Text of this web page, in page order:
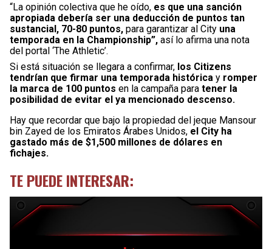
“La opinión colectiva que he oído, es que una sanción
apropiada debería ser una deducción de puntos tan
sustancial, 70-80 puntos, para garantizar al City una
temporada en la Championship”, así lo afirma una nota
del portal ‘The Athletic’.
Si está situación se llegara a confirmar, los Citizens
tendrían que firmar una temporada histórica y romper
la marca de 100 puntos en la campaña para tener la
posibilidad de evitar el ya mencionado descenso.
Hay que recordar que bajo la propiedad del jeque Mansour
bin Zayed de los Emiratos Árabes Unidos, el City ha
gastado más de $1,500 millones de dólares en
fichajes.
TE PUEDE INTERESAR: